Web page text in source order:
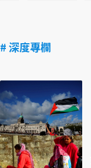
# 深度專欄